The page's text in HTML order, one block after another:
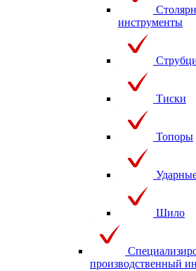
инструменты
Тиски
Топоры
Шило
производственный